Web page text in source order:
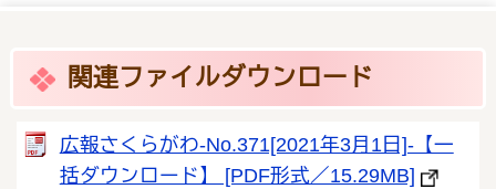
関連ファイルダウンロード
広報さくらがわ-No.371[2021年3月1日]‐【一
括ダウンロード】 [PDF形式／15.29MB]